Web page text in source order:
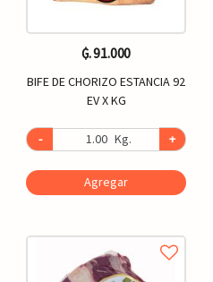
₲. 91.000
BIFE DE CHORIZO ESTANCIA 92
EV X KG
- Kg. +
Agregar